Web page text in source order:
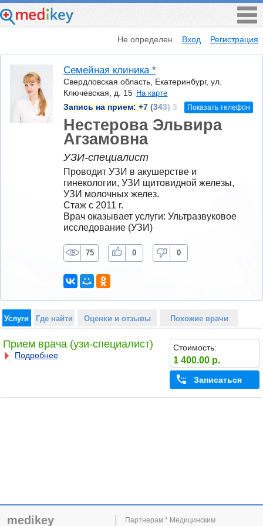
Не определен Вход Регистрация
Семейная клиника *
Свердловская область, Екатеринбург, ул.
Ключевская, д. 15 На карте
Запись на прием: +7 (343) 3 Показать телефон
Нестерова Эльвира
Агзамовна
УЗИ-специалист
Проводит УЗИ в акушерстве и
гинекологии, УЗИ щитовидной железы,
УЗИ молочных желез.
Стаж с 2011 г.
Врач оказывает услуги: Ультразвуковое
исследование (УЗИ)
75 0 0
Услуги Где найти Оценки и отзывы Похожие врачи
Прием врача (узи-специалист)
Подробнее
Стоимость:
1 400.00 р.
Записаться
medikey
Партнерам * Медицинским